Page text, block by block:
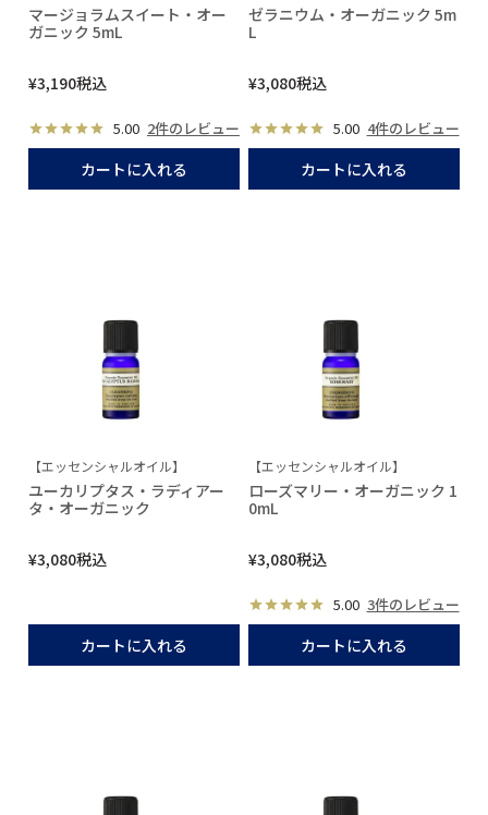
マージョラムスイート・オー
ガニック 5mL
¥3,190税込
5.00 2件のレビュー
カートに入れる
ゼラニウム・オーガニック 5m
L
¥3,080税込
5.00 4件のレビュー
カートに入れる
【エッセンシャルオイル】
ユーカリプタス・ラディアー
タ・オーガニック
¥3,080税込
カートに入れる
【エッセンシャルオイル】
ローズマリー・オーガニック 1
0mL
¥3,080税込
5.00 3件のレビュー
カートに入れる